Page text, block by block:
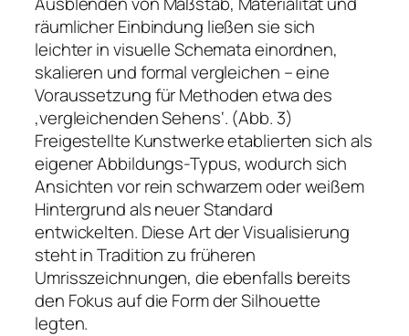
räumlicher Einbindung ließen sie sich
leichter in visuelle Schemata einordnen,
skalieren und formal vergleichen – eine
Voraussetzung für Methoden etwa des
‚vergleichenden Sehens‘. (Abb. 3)
Freigestellte Kunstwerke etablierten sich als
eigener Abbildungs-Typus, wodurch sich
Ansichten vor rein schwarzem oder weißem
Hintergrund als neuer Standard
entwickelten. Diese Art der Visualisierung
steht in Tradition zu früheren
Umrisszeichnungen, die ebenfalls bereits
den Fokus auf die Form der Silhouette
legten.